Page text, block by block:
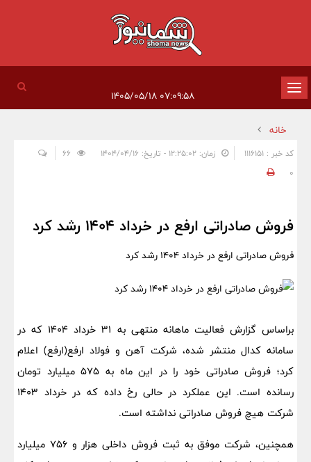
تغییر
وضعیت
ناوبری
۰۷:۰۹:۵۸ ۱۴۰۵/۰۵/۱۸
خانه
کد خبر : 1116151 زمان: ۱۲:۲۵:۰۲ - تاریخ: ۱۴۰۴/۰۴/۱۶
0
فروش صادراتی ارفع در خرداد ۱۴۰۴ رشد کرد
فروش صادراتی ارفع در خرداد ۱۴۰۴ رشد کرد
براساس گزارش فعالیت ماهانه منتهی به ۳۱ خرداد ۱۴۰۴ که در
سامانه کدال منتشر شده، شرکت آهن و فولاد ارفع(ارفع) اعلام
کرد؛ فروش صادراتی خود را در این ماه به ۵۷۵ میلیارد تومان
رسانده است. این عملکرد در حالی رخ داده که در خرداد ۱۴۰۳
شرکت هیچ فروش صادراتی نداشته است.
همچنین، شرکت موفق به ثبت فروش داخلی هزار و ۷۵۶ میلیارد